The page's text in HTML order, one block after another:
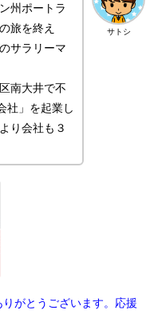
サトシ
州ポートラ
旅を終え
サラリーマ
南大井で不
社」を起業し
り会社も３
がとうございます。応援